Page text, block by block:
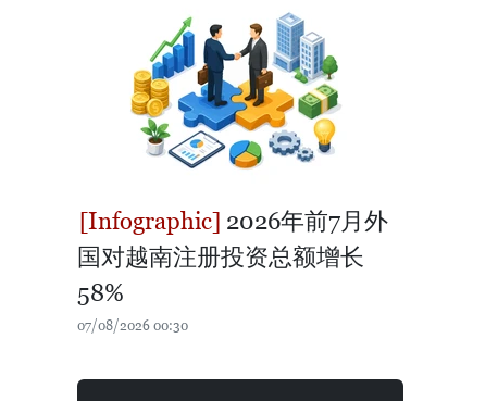
2026年前7月外
国对越南注册投资总额增长
58%
07/08/2026 00:30